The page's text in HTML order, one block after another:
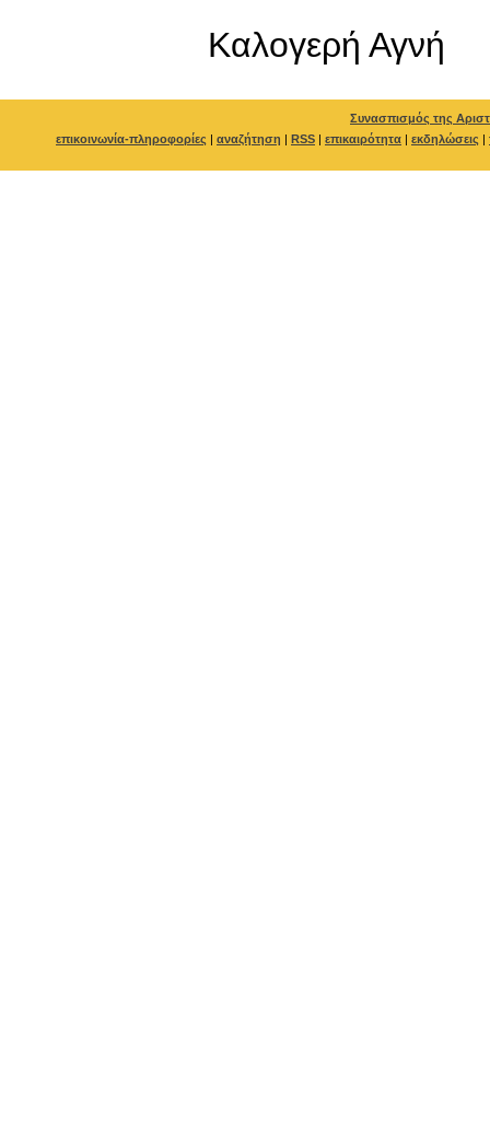
Καλογερή Αγνή
Συνασπισμός της
επικοινωνία-πληροφορίες | αναζήτηση | RSS | επικαιρότητα | εκδηλώσεις |